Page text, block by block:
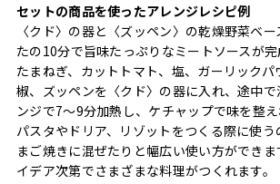
セットの商品を使ったアレンジレシピ例
〈クド〉の器と〈ズッペン〉の乾燥野菜ベ
たの10分で旨味たっぷりなミートソースが
たまねぎ、カットトマト、塩、ガーリック
椒、ズッペンを〈クド〉の器に入れ、途中
ンジで7～9分加熱し、ケチャップで味を整え
パスタやドリア、リゾットをつくる際に使
まご焼きに混ぜたりと幅広い使い方ができ
イデア次第でさまざまな料理がつくれます。